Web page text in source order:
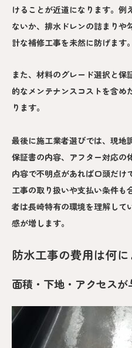
けることが近道になります。例
ないか、排水ドレンの詰まりや
計な補修工事を未然に防げます。
また、材料のグレード選択と保
的なメンテナンスコストを含め
ります。
最後に施工業者選びでは、現地
保証書の内容、アフター対応の
内容で不明点があれば口頭だけ
工事の取り扱いや支払い条件も
者は長崎特有の環境を理解して
感が増します。
防水工事の費用は何
面積・下地・アクセスが